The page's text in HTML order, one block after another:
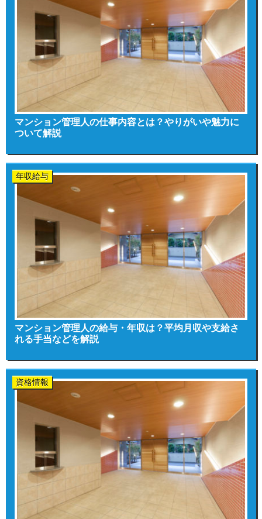
マンション管理人の仕事内容とは？やりがいや魅力に
ついて解説
年収給与
マンション管理人の給与・年収は？平均月収や支給さ
れる手当などを解説
資格情報